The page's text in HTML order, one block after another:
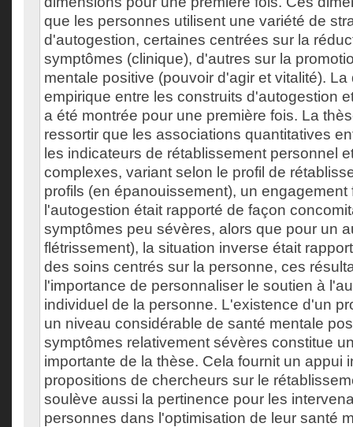
que les personnes utilisent une variété de
d'autogestion, certaines centrées sur la
symptômes (clinique), d'autres sur la
mentale positive (pouvoir d'agir et vitalité). La
empirique entre les construits d'autogestion
a été montrée pour une première fois. La
ressortir que les associations quantitatives
les indicateurs de rétablissement personnel
complexes, variant selon le profil de
profils (en épanouissement), un engagement
l'autogestion était rapporté de façon
symptômes peu sévères, alors que pour un
flétrissement), la situation inverse était
des soins centrés sur la personne, ces
l'importance de personnaliser le soutien à
individuel de la personne. L'existence d'un
un niveau considérable de santé mentale
symptômes relativement sévères constitue
importante de la thèse. Cela fournit un appui
propositions de chercheurs sur le
soulève aussi la pertinence pour les
personnes dans l'optimisation de leur santé